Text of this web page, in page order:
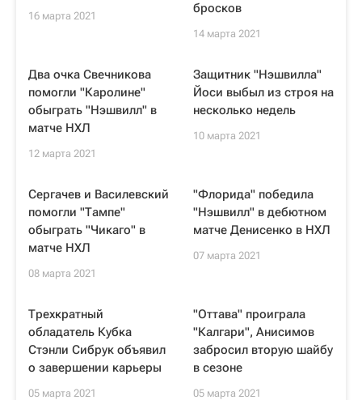
16 марта 2021
бросков
14 марта 2021
Два очка Свечникова
помогли "Каролине"
обыграть "Нэшвилл" в
матче НХЛ
12 марта 2021
Защитник "Нэшвилла"
Йоси выбыл из строя на
несколько недель
10 марта 2021
Сергачев и Василевский
помогли "Тампе"
обыграть "Чикаго" в
матче НХЛ
08 марта 2021
"Флорида" победила
"Нэшвилл" в дебютном
матче Денисенко в НХЛ
07 марта 2021
Трехкратный
обладатель Кубка
Стэнли Сибрук объявил
о завершении карьеры
05 марта 2021
"Оттава" проиграла
"Калгари", Анисимов
забросил вторую шайбу
в сезоне
05 марта 2021